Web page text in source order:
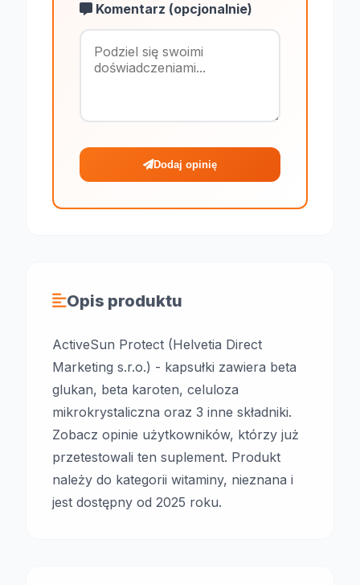
Komentarz (opcjonalnie)
Maksymalnie
Dodaj opinię
Opis produktu
ActiveSun Protect (Helvetia Direct
Marketing s.r.o.) - kapsułki zawiera beta
glukan, beta karoten, celuloza
mikrokrystaliczna oraz 3 inne składniki.
Zobacz opinie użytkowników, którzy już
przetestowali ten suplement. Produkt
należy do kategorii witaminy, nieznana i
jest dostępny od 2025 roku.